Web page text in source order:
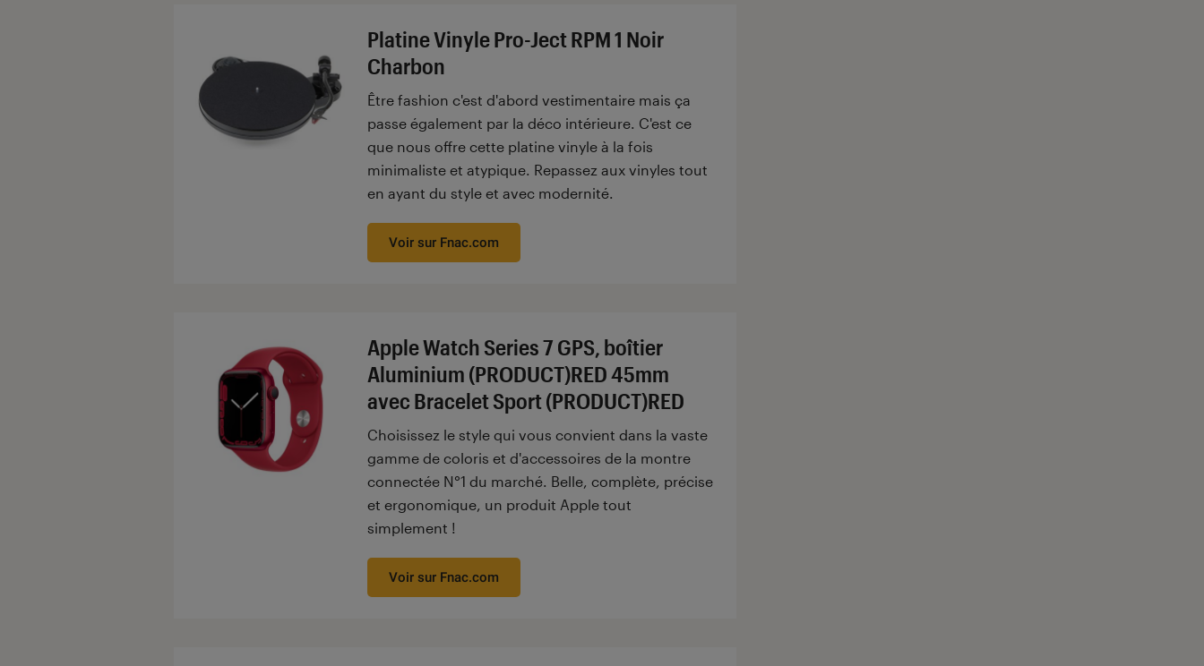
Platine Vinyle Pro-Ject RPM 1 Noir
Charbon
Être fashion c'est d'abord vestimentaire mais ça
passe également par la déco intérieure. C'est ce
que nous offre cette platine vinyle à la fois
minimaliste et atypique. Repassez aux vinyles tout
en ayant du style et avec modernité.
Voir sur Fnac.com
Apple Watch Series 7 GPS, boîtier
Aluminium (PRODUCT)RED 45mm
avec Bracelet Sport (PRODUCT)RED
Choisissez le style qui vous convient dans la vaste
gamme de coloris et d'accessoires de la montre
connectée N°1 du marché. Belle, complète, précise
et ergonomique, un produit Apple tout
simplement !
Voir sur Fnac.com